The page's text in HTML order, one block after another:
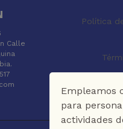
Calle
Política
Empleamos
para
actividades